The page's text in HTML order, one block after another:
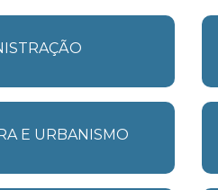
E URBANISMO